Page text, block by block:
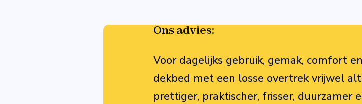
Ons advies:
Voor dagelijks gebruik, gemak, comfort
dekbed met een losse overtrek vrijwel
prettiger, praktischer, frisser, duurzamer